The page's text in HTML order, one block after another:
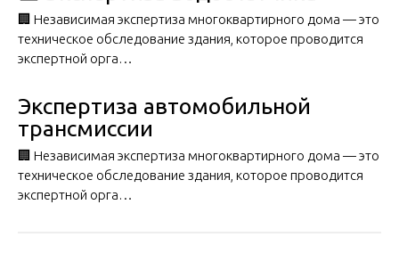
🏢 Независимая экспертиза многоквартирного дома — это
техническое обследование здания, которое проводится
экспертной орга…
Экспертиза автомобильной
трансмиссии
🏢 Независимая экспертиза многоквартирного дома — это
техническое обследование здания, которое проводится
экспертной орга…